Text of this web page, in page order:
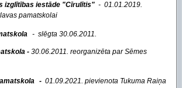
izglītības iestāde "Cīrulītis" - 01.01.2019.
pamatskolai
- slēgta 30.06.2011.
- 30.06.2011. reorganizēta par Sēmes
- 01.09.2021. pievienota Tukuma Raiņa